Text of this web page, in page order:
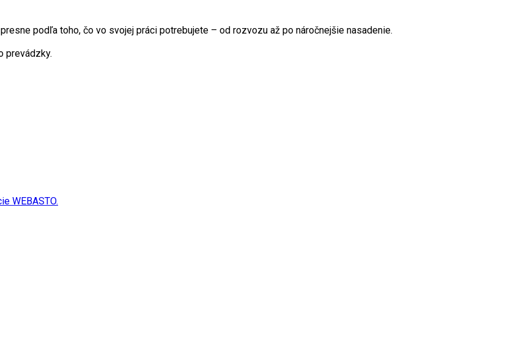
podľa toho, čo vo svojej práci potrebujete – od rozvozu až po náročnejšie nasadenie.
prevádzky.
WEBASTO.